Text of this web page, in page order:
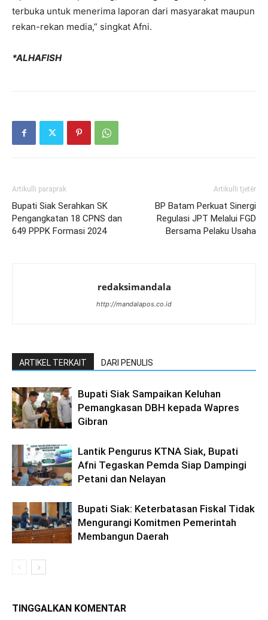
terbuka untuk menerima laporan dari masyarakat maupun
rekan-rekan media,” singkat Afni.
*ALHAFISH
Artikulli paraprak
Bupati Siak Serahkan SK
Pengangkatan 18 CPNS dan
649 PPPK Formasi 2024
Artikulli tjetër
BP Batam Perkuat Sinergi
Regulasi JPT Melalui FGD
Bersama Pelaku Usaha
redaksimandala
http://mandalapos.co.id
ARTIKEL TERKAIT DARI PENULIS
Bupati Siak Sampaikan Keluhan
Pemangkasan DBH kepada Wapres
Gibran
Lantik Pengurus KTNA Siak, Bupati
Afni Tegaskan Pemda Siap Dampingi
Petani dan Nelayan
Bupati Siak: Keterbatasan Fiskal Tidak
Mengurangi Komitmen Pemerintah
Membangun Daerah
TINGGALKAN KOMENTAR